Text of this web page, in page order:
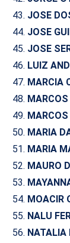
JOSE
JOSE
JOSE
LUIZ
MARCIA
MARIA
MARIA
MAURO
MOACIR
NALU
NATALIA